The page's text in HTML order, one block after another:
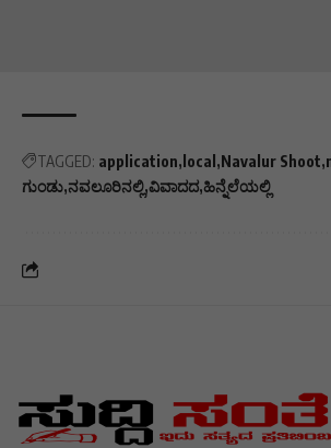
TAGGED: application local Navalur Shoot
ಗುಂಡು ನವಲೂರಿನಲ್ಲಿ ವಿವಾದದ ಹಿನ್ನೆಲೆಯಲ್ಲಿ